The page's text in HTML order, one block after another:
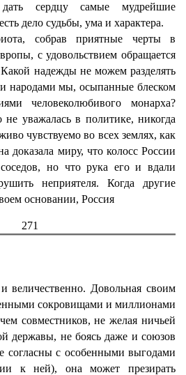
сердцу самые мудрейшие
дело судьбы, ума и характера.
собрав приятные черты в
с удовольствием обращается
надежды не можем разделять
народами мы, осыпанные блеском
человеколюбивого монарха?
не уважалась в политике, никогда
чувствуемо во всех землях, как
доказала миру, что колосс России
но что рука его и вдали
неприятеля. Когда другие
основании, Россия
271
величественно. Довольная своим
сокровищами и миллионами
совместников, не желая ничьей
державы, не боясь даже и союзов
согласны с особенными выгодами
к ней), она может презирать